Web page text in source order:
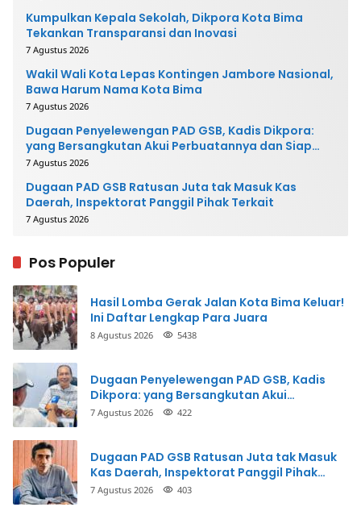
Kumpulkan Kepala Sekolah, Dikpora Kota Bima
Tekankan Transparansi dan Inovasi
7 Agustus 2026
Wakil Wali Kota Lepas Kontingen Jambore Nasional,
Bawa Harum Nama Kota Bima
7 Agustus 2026
Dugaan Penyelewengan PAD GSB, Kadis Dikpora:
yang Bersangkutan Akui Perbuatannya dan Siap
Mengembalikan Uang
7 Agustus 2026
Dugaan PAD GSB Ratusan Juta tak Masuk Kas
Daerah, Inspektorat Panggil Pihak Terkait
7 Agustus 2026
Pos Populer
Hasil Lomba Gerak Jalan Kota Bima Keluar!
Ini Daftar Lengkap Para Juara
8 Agustus 2026 5438
Dugaan Penyelewengan PAD GSB, Kadis
Dikpora: yang Bersangkutan Akui
Perbuatannya dan Siap Mengembalikan
7 Agustus 2026 422
Dugaan PAD GSB Ratusan Juta tak Masuk
Kas Daerah, Inspektorat Panggil Pihak
Terkait
7 Agustus 2026 403